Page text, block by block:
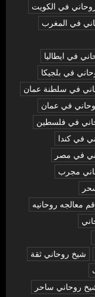
في الكويت
في المغرب
في ايطاليا
في بلجيكا
في سلطنة عمان
في عمان
في فلسطين
في كندا
في مصر
مجرب
معالجه روحانيه
شيخ روحاني ثقة
روحاني ساحر